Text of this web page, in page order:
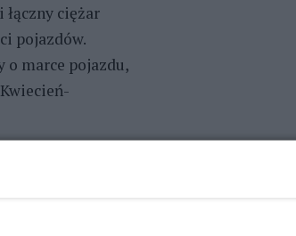
ciężar
pojazdów.
marce pojazdu,
w
Taki